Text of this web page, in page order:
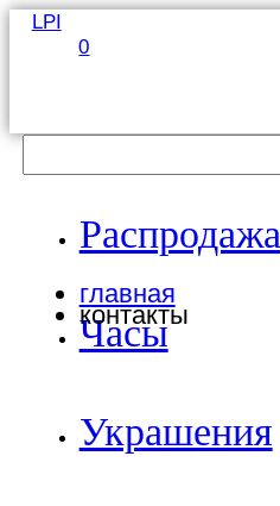
LPI
0
Распродажа
Часы
Украшения
главная
контакты